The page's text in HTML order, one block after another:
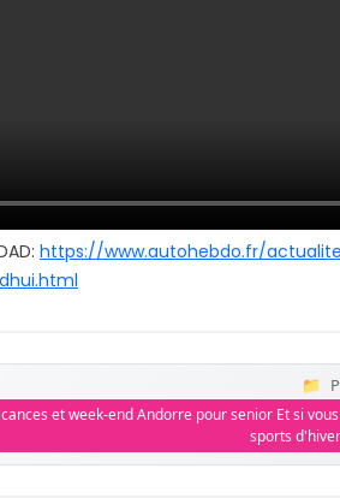
https://www.autohebdo.fr/
et week-end Andorre pour senior Et si
sports